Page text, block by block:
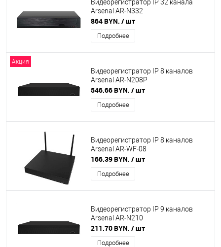
Видеорегистратор IP 32 канала
Arsenal AR-N332
864 BYN. / шт
Подробнее
Акция
Видеорегистратор IP 8 каналов
Arsenal AR-N208P
546.66 BYN. / шт
Подробнее
Видеорегистратор IP 8 каналов
Arsenal AR-WF-08
166.39 BYN. / шт
Подробнее
Видеорегистратор IP 9 каналов
Arsenal AR-N210
211.70 BYN. / шт
Подробнее